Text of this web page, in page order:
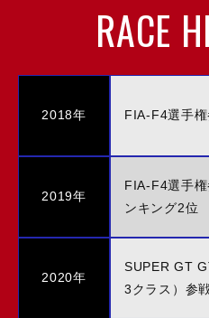
RACE
2018年 FIA-F4選手
2019年
FIA-F4選手
ンキング2位
2020年
SUPER GT
3クラス）参